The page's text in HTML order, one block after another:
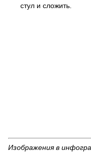
стул и сложить.
Изображения в